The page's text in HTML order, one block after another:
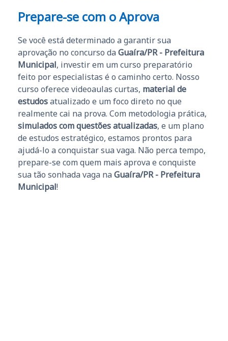
Prepare-se com o Aprova
Se você está determinado a garantir sua
aprovação no concurso da Guaíra/PR - Prefeitura
Municipal, investir em um curso preparatório
feito por especialistas é o caminho certo. Nosso
curso oferece videoaulas curtas, material de
estudosatualizado e um foco direto no que
realmente cai na prova. Com metodologia prática,
simulados com questões atualizadas, e um plano
de estudos estratégico, estamos prontos para
ajudá-lo a conquistar sua vaga. Não perca tempo,
prepare-se com quem mais aprova e conquiste
sua tão sonhada vaga na Guaíra/PR - Prefeitura
Municipal!